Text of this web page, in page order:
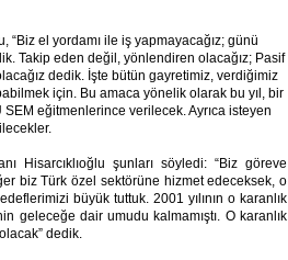
“Biz el yordamı ile iş yapmayacağız; günü
Takip eden değil, yönlendiren olacağız; Pasif
dedik. İşte bütün gayretimiz, verdiğimiz
için. Bu amaca yönelik olarak bu yıl, bir
eğitmenlerince verilecek. Ayrıca isteyen
Hisarcıklıoğlu şunları söyledi: “Biz göreve
biz Türk özel sektörüne hizmet edeceksek, o
büyük tuttuk. 2001 yılının o karanlık
geleceğe dair umudu kalmamıştı. O karanlık
dedik.